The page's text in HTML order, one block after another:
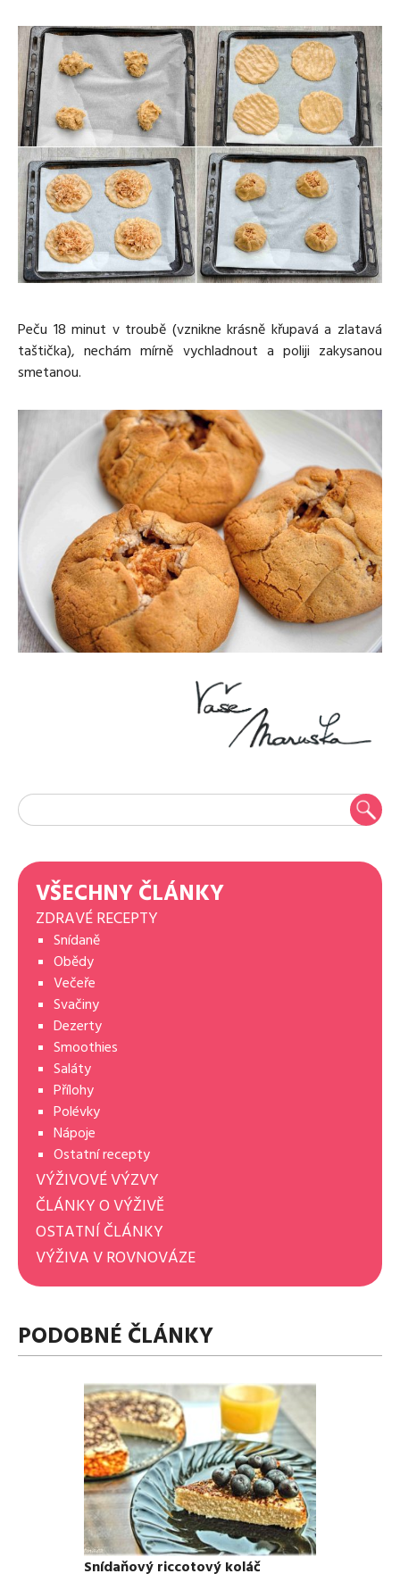
Peču 18 minut v troubě (vznikne krásně křupavá a zlatavá
taštička), nechám mírně vychladnout a poliji zakysanou
smetanou.
VŠECHNY ČLÁNKY
ZDRAVÉ RECEPTY
Snídaně
Obědy
Večeře
Svačiny
Dezerty
Smoothies
Saláty
Přílohy
Polévky
Nápoje
Ostatní recepty
VÝŽIVOVÉ VÝZVY
ČLÁNKY O VÝŽIVĚ
OSTATNÍ ČLÁNKY
VÝŽIVA V ROVNOVÁZE
PODOBNÉ ČLÁNKY
Snídaňový riccotový koláč